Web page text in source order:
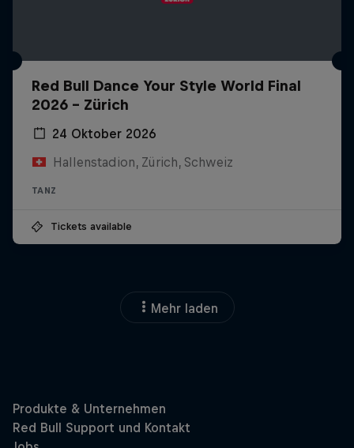
Red Bull Dance Your Style World Final
2026 - Zürich
24 Oktober 2026
Hallenstadion, Zürich, Schweiz
TANZ
Tickets available
Mehr laden